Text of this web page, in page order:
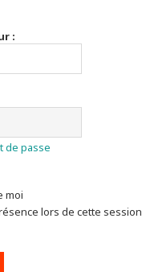
:
de passe
moi
lors de cette session